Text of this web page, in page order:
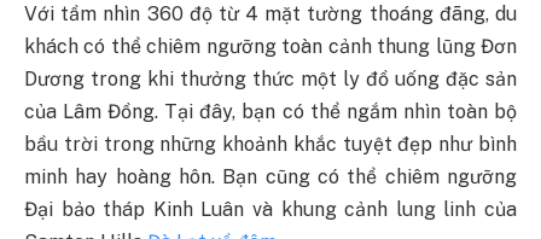
Với tầm nhìn 360 độ từ 4 mặt tường thoáng đãng, du
khách có thể chiêm ngưỡng toàn cảnh thung lũng Đơn
Dương trong khi thưởng thức một ly đồ uống đặc sản
của Lâm Đồng. Tại đây, bạn có thể ngắm nhìn toàn bộ
bầu trời trong những khoảnh khắc tuyệt đẹp như bình
minh hay hoàng hôn. Bạn cũng có thể chiêm ngưỡng
Đại bảo tháp Kinh Luân và khung cảnh lung linh của